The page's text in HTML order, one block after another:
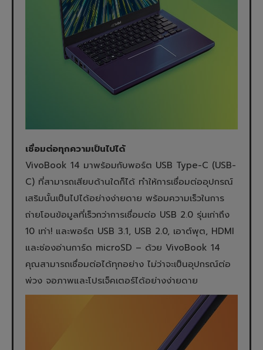
เชื่อมต่อทุกความเป็นไปได้
VivoBook 14 มาพร้อมกับพอร์ต USB Type-C (USB-
C) ที่สามารถเสียบด้านใดก็ได้ ทำให้การเชื่อมต่ออุปกรณ์
เสริมนั้นเป็นไปได้อย่างง่ายดาย พร้อมความเร็วในการ
ถ่ายโอนข้อมูลที่เร็วกว่าการเชื่อมต่อ USB 2.0 รุ่นเก่าถึง
10 เท่า! และพอร์ต USB 3.1, USB 2.0, เอาต์พุต, HDMI
และช่องอ่านการ์ด microSD – ด้วย VivoBook 14
คุณสามารถเชื่อมต่อได้ทุกอย่าง ไม่ว่าจะเป็นอุปกรณ์ต่อ
พ่วง จอภาพและโปรเจ็คเตอร์ได้อย่างง่ายดาย